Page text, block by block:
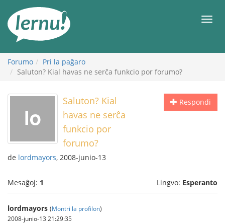
enhavo
Forumo
Pri la paĝaro
Saluton? Kial havas ne serĉa funkcio por forumo?
Respondi
Saluton? Kial
havas ne serĉa
funkcio por
forumo?
de lordmayors, 2008-junio-13
Mesaĝoj: 1 Lingvo: Esperanto
lordmayors (Montri la profilon)
2008-junio-13 21:29:35